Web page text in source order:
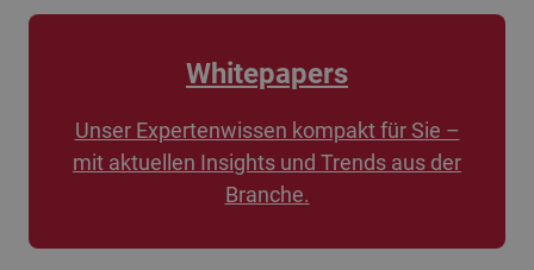
Whitepapers
Unser Expertenwissen kompakt für Sie –
mit aktuellen Insights und Trends aus der
Branche.